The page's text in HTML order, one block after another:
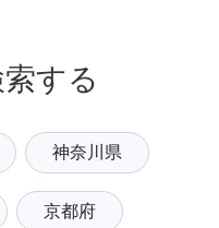
する
神奈川県
京都府